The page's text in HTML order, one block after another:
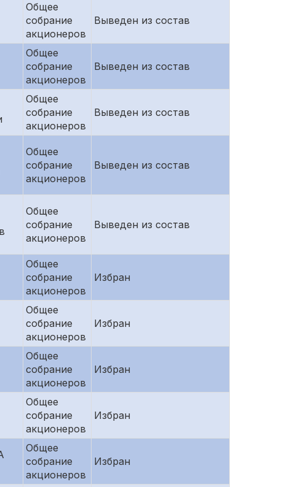
Общее
собрание
акционеров
Выведен из состав
Общее
собрание
акционеров
Выведен из состав
Общее
собрание
акционеров
Выведен из состав
Общее
собрание
акционеров
Выведен из состав
Общее
собрание
акционеров
Выведен из состав
Общее
собрание
акционеров
Избран
Общее
собрание
акционеров
Избран
Общее
собрание
акционеров
Избран
Общее
собрание
акционеров
Избран
Общее
собрание
акционеров
Избран